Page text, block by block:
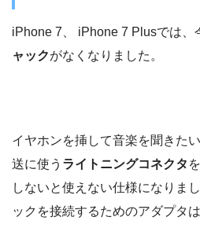
iPhone 7、 iPhone 7 Plusでは、
ャックがなくなりました。
イヤホンを挿して音楽を聞きた
送に使う ライトニングコネクタ
しないと使えない仕様になりま
ックを接続するためのアダプタ